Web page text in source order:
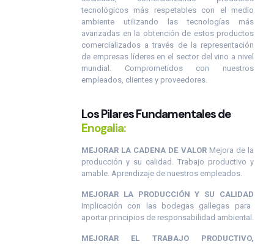
tecnológicos más respetables con el medio
ambiente utilizando las tecnologías más
avanzadas en la obtención de estos productos
comercializados a través de la representación
de empresas líderes en el sector del vino a nivel
mundial. Comprometidos con nuestros
empleados, clientes y proveedores.
Los Pilares Fundamentales de
Enogalia:
MEJORAR LA CADENA DE VALORMejora de la
producción y su calidad. Trabajo productivo y
amable. Aprendizaje de nuestros empleados.
MEJORAR LA PRODUCCIÓN Y SU CALIDAD
Implicación con las bodegas gallegas para
aportar principios de responsabilidad ambiental.
MEJORAR EL TRABAJO PRODUCTIVO,